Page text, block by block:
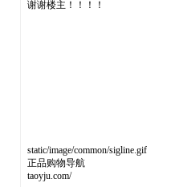
谢谢楼主！！！！
static/image/common/sigline.gif
正品购物导航
taoyju.com/